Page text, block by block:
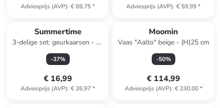
Adviesprijs (AVP): € 69,75* Adviesprijs (AVP): € 59,99*
Summertime
3-delige set: geurkaarsen - 3x
120 g (verrassingsproduct)
-37%
€ 16,99
Adviesprijs (AVP): € 26,97*
Moomin
Vaas "Aalto" beige - (H)25 cm
-50%
€ 114,99
Adviesprijs (AVP): € 230,00*